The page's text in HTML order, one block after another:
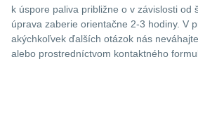
k úspore paliva približne o v závislosti od
úprava zaberie orientačne 2-3 hodiny. V
akýchkoľvek ďalších otázok nás
alebo prostredníctvom kontaktného